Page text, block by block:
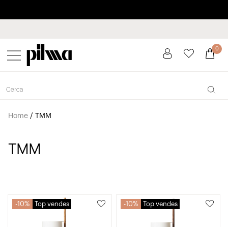
pilma 0
Home/ TMM
TMM
10% Top vendes 10% Top vendes